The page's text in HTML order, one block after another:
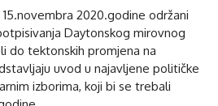
2020.godine održani
Daytonskog mirovnog
do tektonskih promjena na
uvod u najavljene političke
izborima, koji bi se trebali